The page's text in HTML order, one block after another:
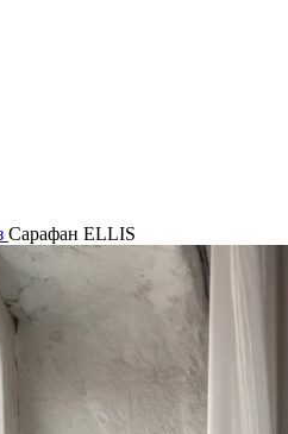
Сарафан ELLIS